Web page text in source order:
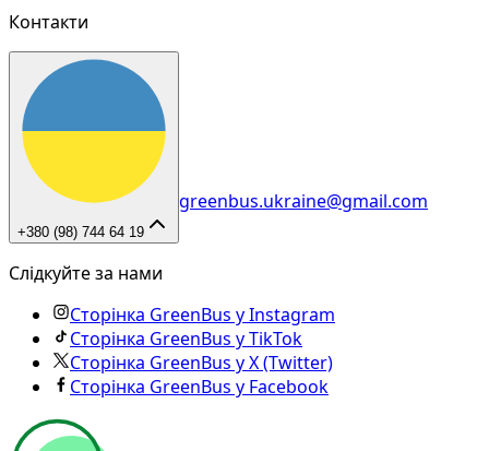
Контакти
+380 (98) 744 64 19
greenbus.ukraine@gmail.com
Слідкуйте за нами
Сторінка GreenBus у Instagram
Сторінка GreenBus у TikTok
Сторінка GreenBus у X (Twitter)
Сторінка GreenBus у Facebook